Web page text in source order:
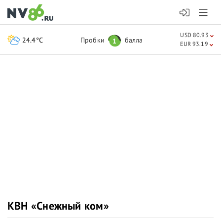
КВН «Снежный ком»
24.4°C Пробки 1 балла
USD 80.93
EUR 93.19